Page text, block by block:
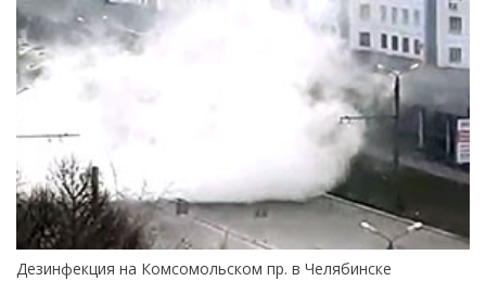
Дезинфекция на Комсомольском пр. в Челябинске